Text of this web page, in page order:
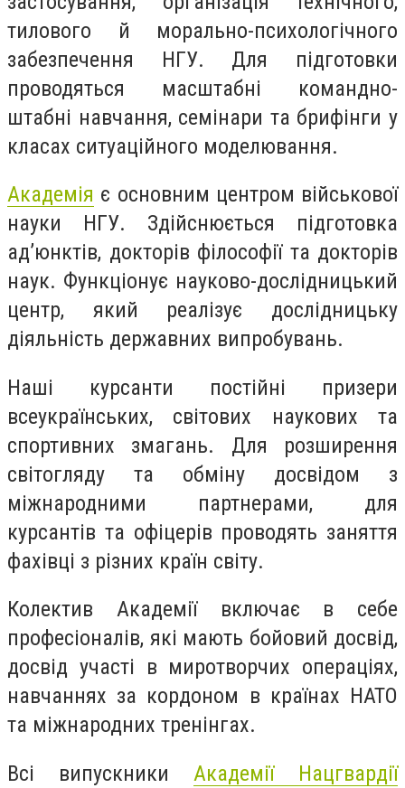
тилового й морально-психологічного
забезпечення НГУ. Для підготовки
проводяться масштабні командно-
штабні навчання, семінари та брифінги у
класах ситуаційного моделювання.
Академія є основним центром військової
науки НГУ. Здійснюється підготовка
ад’юнктів, докторів філософії та докторів
наук. Функціонує науково-дослідницький
центр, який реалізує дослідницьку
діяльність державних випробувань.
Наші курсанти постійні призери
всеукраїнських, світових наукових та
спортивних змагань. Для розширення
світогляду та обміну досвідом з
міжнародними партнерами, для
курсантів та офіцерів проводять заняття
фахівці з різних країн світу.
Колектив Академії включає в себе
професіоналів, які мають бойовий досвід,
досвід участі в миротворчих операціях,
навчаннях за кордоном в країнах НАТО
та міжнародних тренінгах.
Всі випускники Академії Нацгвардії